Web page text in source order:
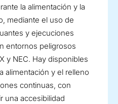
la alimentación y la
mediante el uso de
y ejecuciones
entornos peligrosos
y NEC. Hay disponibles
alimentación y el relleno
continuas, con
una accesibilidad